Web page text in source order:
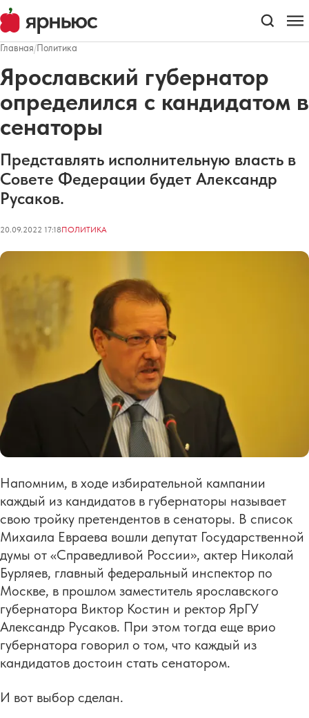
Главная/Политика
Ярославский губернатор
определился с кандидатом в
сенаторы
Представлять исполнительную власть в
Совете Федерации будет Александр
Русаков.
20.09.2022 17:18ПОЛИТИКА
Напомним, в ходе избирательной кампании
каждый из кандидатов в губернаторы называет
свою тройку претендентов в сенаторы. В список
Михаила Евраева вошли депутат Государственной
думы от «Справедливой России», актер Николай
Бурляев, главный федеральный инспектор по
Москве, в прошлом заместитель ярославского
губернатора Виктор Костин и ректор ЯрГУ
Александр Русаков. При этом тогда еще врио
губернатора говорил о том, что каждый из
кандидатов достоин стать сенатором.
И вот выбор сделан.